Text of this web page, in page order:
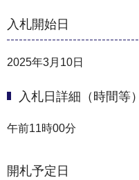
入札開始日
2025年3月10日
入札日詳細（時間等）
午前11時00分
開札予定日